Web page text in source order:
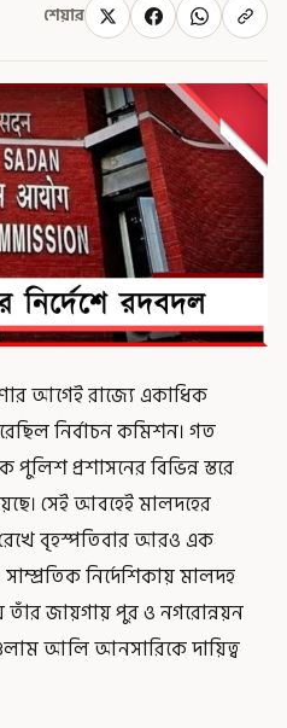
শেয়ার
আগেই রাজ্যে একাধিক
নির্বাচন কমিশন। গত
প্রশাসনের বিভিন্ন স্তরে
সেই আবহেই মালদহের
রেখে বৃহস্পতিবার আরও এক
নির্দেশিকায় মালদহ
তাঁর জায়গায় পুর ও নগরোন্নয়ন
আলি আনসারিকে দায়িত্ব